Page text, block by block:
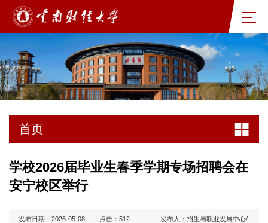
首页
学校2026届毕业生春季学期专场招聘会在
安宁校区举行
发布日期：2026-05-08 点击： 512
发布人：招生与职业发展中心/